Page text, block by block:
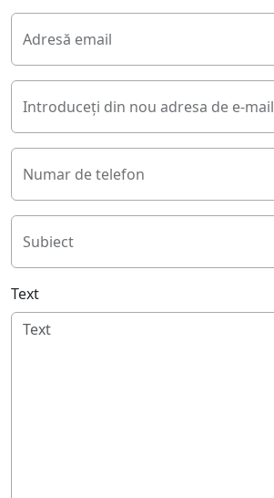
Adresă email
Introduceți din nou adresa de e-mail
Numar de telefon
Subiect
Text